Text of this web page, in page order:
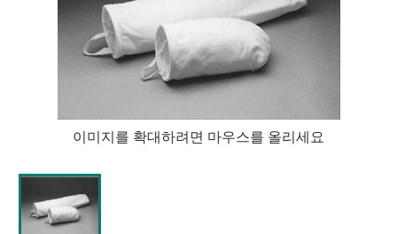
이미지를 확대하려면 마우스를 올리세요